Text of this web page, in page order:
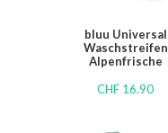
bluu Universal
Waschstreifen
Alpenfrische
CHF 16.90